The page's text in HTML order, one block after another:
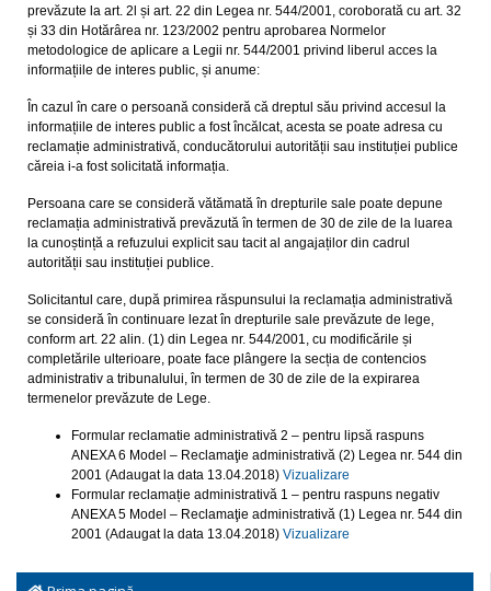
prevăzute la art. 2l și art. 22 din Legea nr. 544/2001, coroborată cu art. 32
și 33 din Hotărârea nr. 123/2002 pentru aprobarea Normelor
metodologice de aplicare a Legii nr. 544/2001 privind liberul acces la
informațiile de interes public, și anume:
În cazul în care o persoană consideră că dreptul său privind accesul la
informațiile de interes public a fost încălcat, acesta se poate adresa cu
reclamație administrativă, conducătorului autorității sau instituției publice
căreia i-a fost solicitată informația.
Persoana care se consideră vătămată în drepturile sale poate depune
reclamația administrativă prevăzută în termen de 30 de zile de la luarea
la cunoștință a refuzului explicit sau tacit al angajaților din cadrul
autorității sau instituției publice.
Solicitantul care, după primirea răspunsului la reclamația administrativă
se consideră în continuare lezat în drepturile sale prevăzute de lege,
conform art. 22 alin. (1) din Legea nr. 544/2001, cu modificările și
completările ulterioare, poate face plângere la secția de contencios
administrativ a tribunalului, în termen de 30 de zile de la expirarea
termenelor prevăzute de Lege.
Formular reclamatie administrativă 2 – pentru lipsă raspuns
ANEXA 6 Model – Reclamaţie administrativă (2) Legea nr. 544 din
2001 (Adaugat la data 13.04.2018) Vizualizare
Formular reclamație administrativă 1 – pentru raspuns negativ
ANEXA 5 Model – Reclamaţie administrativă (1) Legea nr. 544 din
2001 (Adaugat la data 13.04.2018) Vizualizare